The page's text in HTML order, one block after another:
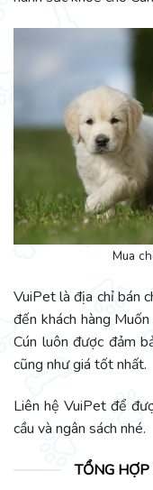
Mua
VuiPet là địa chỉ bán
đến khách hàng
Cún luôn được đảm
cũng như giá tốt nhất.
Liên hệ VuiPet để
cầu và ngân sách nhé.
TỔNG